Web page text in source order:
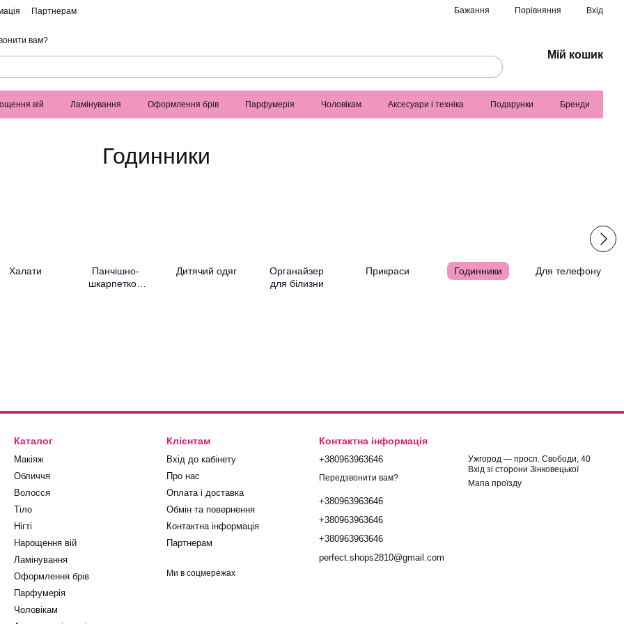
Партнерам Бажання Порівняння Вхід
вам?
Мій кошик
вій Ламінування Оформлення брів Парфумерія Чоловікам Аксесуари і техніка Подарунки Бренди
Годинники
Халати
Панчішно-
шкарпеткові
Дитячий одяг
Органайзер
для білизни
Прикраси Годинники Для телефону
Каталог
Макіяж
Обличчя
Волосся
Тіло
Нігті
Нарощення вій
Ламінування
Оформлення брів
Парфумерія
Чоловікам
Клієнтам
Вхід до кабінету
Про нас
Оплата і доставка
Обмін та повернення
Контактна інформація
Партнерам
Ми в соцмережах
Контактна інформація
+380963963646
Передзвонити вам?
+380963963646
+380963963646
+380963963646
perfect.shops2810@gmail.com
Ужгород — просп. Свободи, 40
Вхід зі сторони Зінковецької
Мапа проїзду